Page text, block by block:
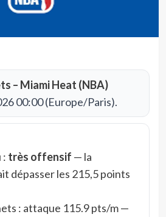
– Miami Heat (NBA)
00:00 (Europe/Paris).
: très offensif — la
dépasser les 215,5 points
: attaque 115.9 pts/m —